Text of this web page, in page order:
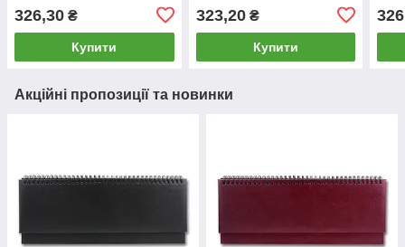
326,30 ₴
Купити
323,20₴
Купити
Акційні пропозиції та новинки